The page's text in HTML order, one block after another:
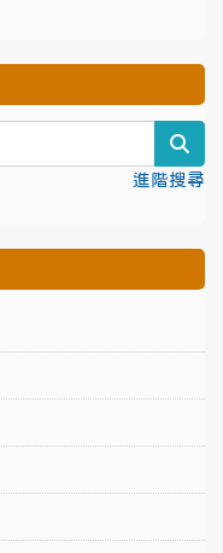
進階搜尋